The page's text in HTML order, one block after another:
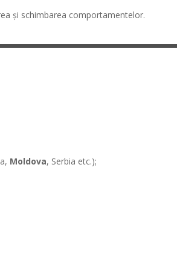
și schimbarea comportamentelor.
Moldova, Serbia etc.);